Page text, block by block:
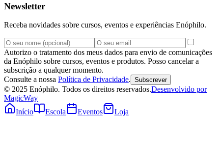
Newsletter
Receba novidades sobre cursos, eventos e experiências Enóphilo.
Autorizo o tratamento dos meus dados para envio de comunicações
da Enóphilo sobre cursos, eventos e produtos. Posso cancelar a
subscrição a qualquer momento.
Consulte a nossa Política de Privacidade. Subscrever
© 2025 Enóphilo. Todos os direitos reservados.Desenvolvido por
MagicWay
Início
Escola Eventos Loja